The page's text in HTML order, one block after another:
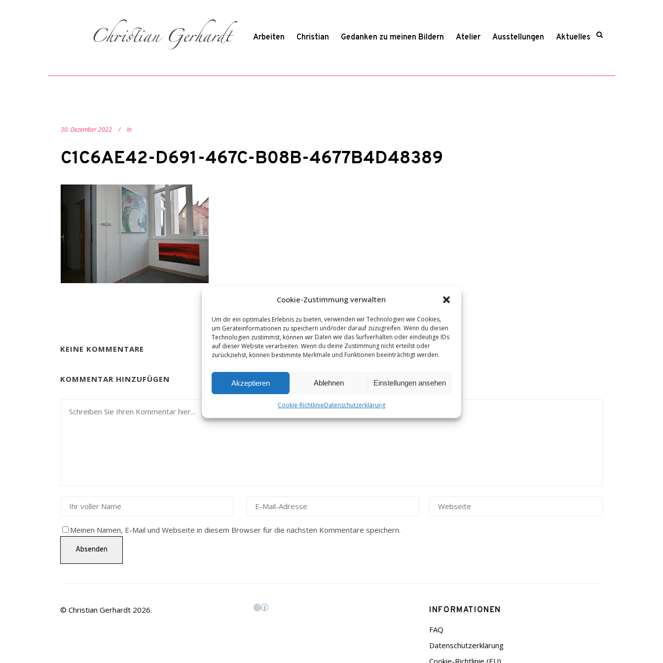
Cookie-Zustimmung verwalten
Um dir ein optimales Erlebnis zu bieten, verwenden wir Technologien wie Cookies,
um Geräteinformationen zu speichern und/oder darauf zuzugreifen. Wenn du diesen
Technologien zustimmst, können wir Daten wie das Surfverhalten oder eindeutige IDs
auf dieser Website verarbeiten. Wenn du deine Zustimmung nicht erteilst oder
zurückziehst, können bestimmte Merkmale und Funktionen beeinträchtigt werden.
Akzeptieren Ablehnen Einstellungen ansehen
Cookie-RichtlinieDatenschutzerklärung
Arbeiten Christian Gedanken zu meinen Bildern Atelier Ausstellungen Aktuelles
30. Dezember 2022 In
C1C6AE42-D691-467C-B08B-4677B4D48389
KEINE KOMMENTARE
KOMMENTAR HINZUFÜGEN
Meinen Namen, E-Mail und Webseite in diesem Browser für die nächsten Kommentare speichern.
© Christian Gerhardt 2026. Instagram
Facebook
INFORMATIONEN
FAQ
Datenschutzerklärung
Cookie-Richtlinie (EU)